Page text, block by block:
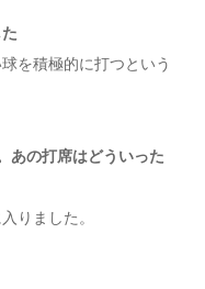
を積極的に打つという
あの打席はどういった
りました。